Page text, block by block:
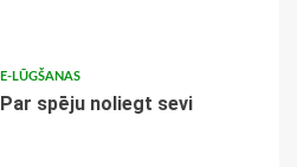
E-LŪGŠANAS
Par spēju noliegt sevi